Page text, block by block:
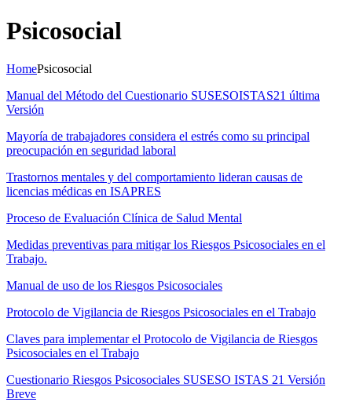
Psicosocial
HomePsicosocial
Manual del Método del Cuestionario SUSESOISTAS21 última
Versión
Mayoría de trabajadores considera el estrés como su principal
preocupación en seguridad laboral
Trastornos mentales y del comportamiento lideran causas de
licencias médicas en ISAPRES
Proceso de Evaluación Clínica de Salud Mental
Medidas preventivas para mitigar los Riesgos Psicosociales en el
Trabajo.
Manual de uso de los Riesgos Psicosociales
Protocolo de Vigilancia de Riesgos Psicosociales en el Trabajo
Claves para implementar el Protocolo de Vigilancia de Riesgos
Psicosociales en el Trabajo
Cuestionario Riesgos Psicosociales SUSESO ISTAS 21 Versión
Breve